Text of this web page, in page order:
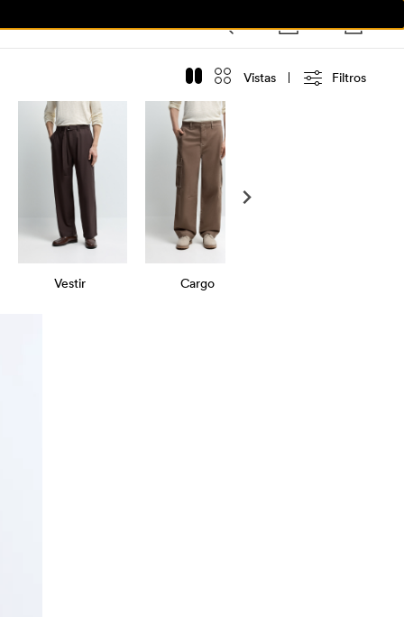
Vistas Filtros
Vestir Cargo